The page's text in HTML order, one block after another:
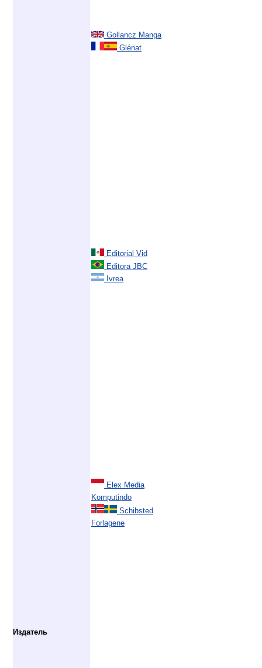
Издатель
Gollancz Manga
Glénat
Editorial Vid
Editora JBC
Ivrea
Elex Media
Komputindo
Schibsted
Forlagene